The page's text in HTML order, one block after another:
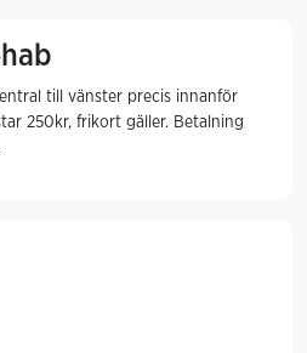
till vänster precis innanför
250kr, frikort gäller. Betalning